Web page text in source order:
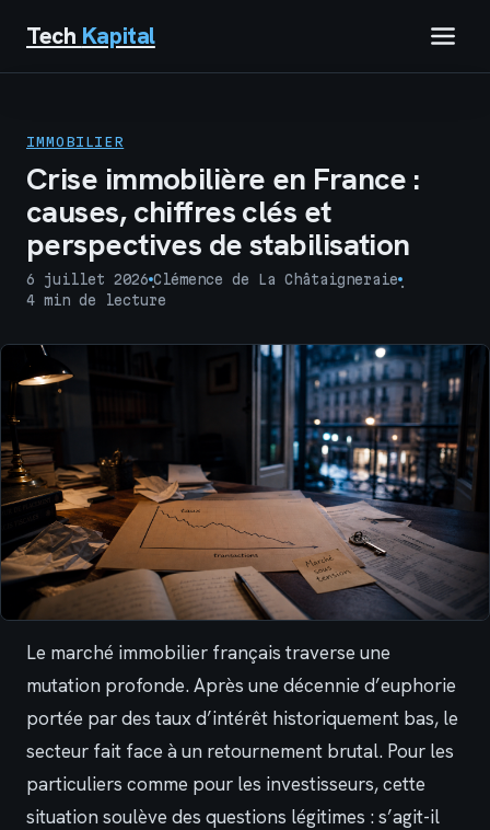
Tech Kapital
BUSINESS
MARKETING
IMMOBILIER
Crise immobilière en France :
causes, chiffres clés et
perspectives de stabilisation
6 juillet 2026
·
Clémence de La Châtaigneraie
·
4 min de lecture
Le marché immobilier français traverse une
mutation profonde. Après une décennie d’euphorie
portée par des taux d’intérêt historiquement bas, le
secteur fait face à un retournement brutal. Pour les
particuliers comme pour les investisseurs, cette
situation soulève des questions légitimes : s’agit-il